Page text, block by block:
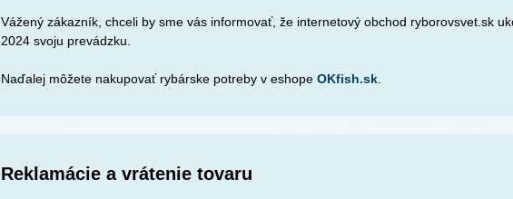
Vážený zákazník, chceli by sme vás informovať, že internetový obchod ryborovsvet.sk
2024 svoju prevádzku.
Naďalej môžete nakupovať rybárske potreby v eshope OKfish.sk
Reklamácie a vrátenie tovaru